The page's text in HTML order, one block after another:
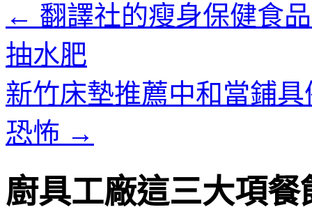
← 翻譯社的瘦身保健食
抽水肥
新竹床墊推薦中和當鋪
恐怖 →
廚具工廠這三大項